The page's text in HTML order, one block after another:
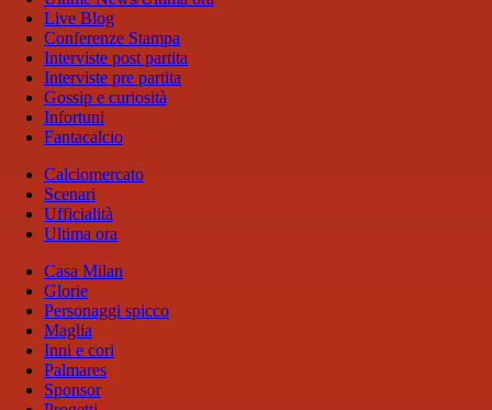
Live Blog
Conferenze Stampa
Interviste post partita
Interviste pre partita
Gossip e curiosità
Infortuni
Fantacalcio
Calciomercato
Scenari
Ufficialità
Ultima ora
Casa Milan
Glorie
Personaggi spicco
Maglia
Inni e cori
Palmares
Sponsor